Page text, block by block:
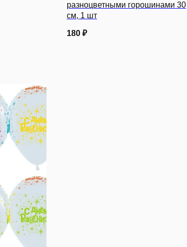
разноцветными горошинами 30
см, 1 шт
180 ₽